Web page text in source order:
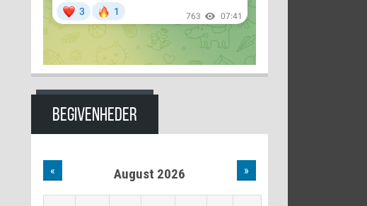
BEGIVENHEDER
« August 2026 »